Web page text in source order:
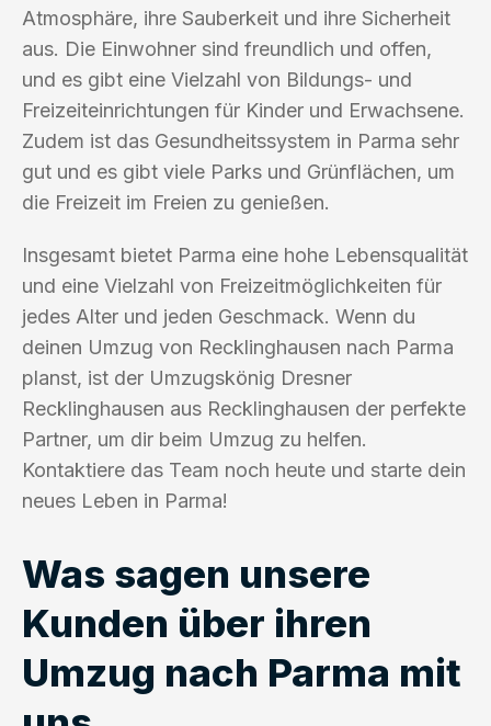
Atmosphäre, ihre Sauberkeit und ihre Sicherheit
aus. Die Einwohner sind freundlich und offen,
und es gibt eine Vielzahl von Bildungs- und
Freizeiteinrichtungen für Kinder und Erwachsene.
Zudem ist das Gesundheitssystem in Parma sehr
gut und es gibt viele Parks und Grünflächen, um
die Freizeit im Freien zu genießen.
Insgesamt bietet Parma eine hohe Lebensqualität
und eine Vielzahl von Freizeitmöglichkeiten für
jedes Alter und jeden Geschmack. Wenn du
deinen Umzug von Recklinghausen nach Parma
planst, ist der Umzugskönig Dresner
Recklinghausen aus Recklinghausen der perfekte
Partner, um dir beim Umzug zu helfen.
Kontaktiere das Team noch heute und starte dein
neues Leben in Parma!
Was sagen unsere
Kunden über ihren
Umzug nach Parma mit